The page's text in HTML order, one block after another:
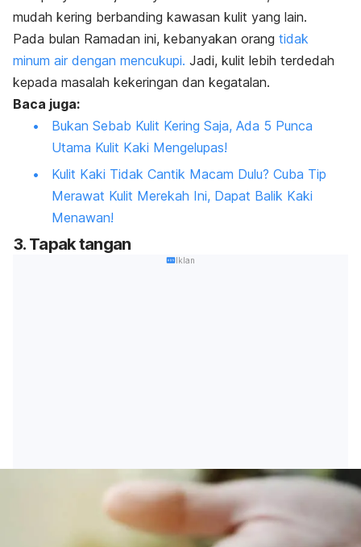
mudah kering berbanding kawasan kulit yang lain.
Pada bulan Ramadan ini, kebanyakan orang tidak
minum air dengan mencukupi. Jadi, kulit lebih terdedah
kepada masalah kekeringan dan kegatalan.
Baca juga:
Bukan Sebab Kulit Kering Saja, Ada 5 Punca
Utama Kulit Kaki Mengelupas!
Kulit Kaki Tidak Cantik Macam Dulu? Cuba Tip
Merawat Kulit Merekah Ini, Dapat Balik Kaki
Menawan!
3. Tapak tangan
Iklan